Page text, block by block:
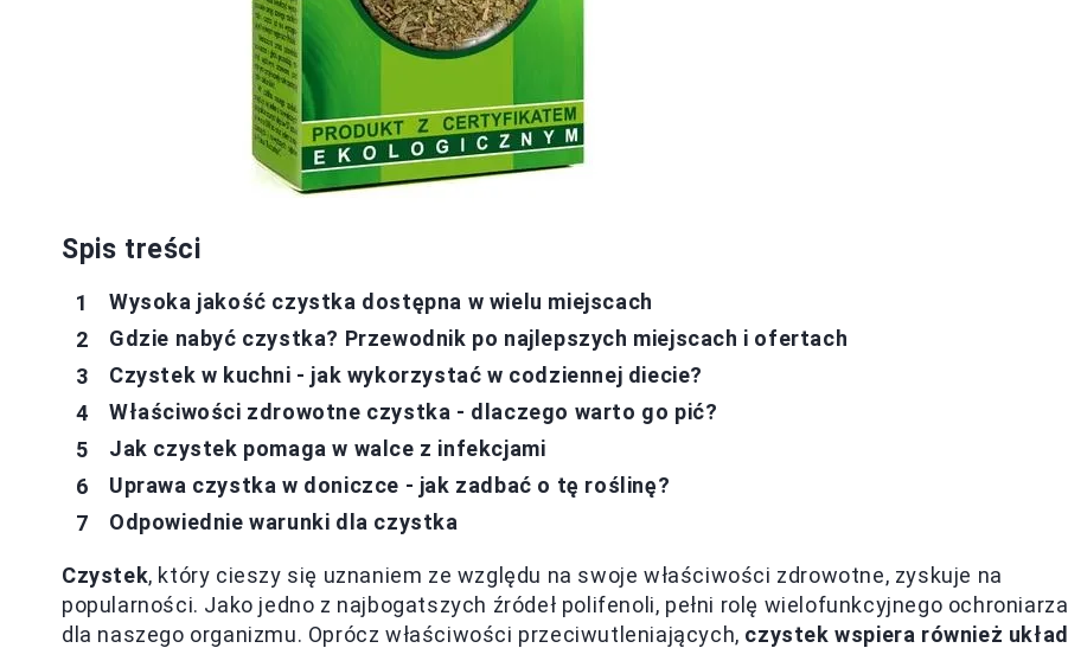
Spis treści
Wysoka jakość czystka dostępna w wielu miejscach
Gdzie nabyć czystka? Przewodnik po najlepszych miejscach i ofertach
Czystek w kuchni - jak wykorzystać w codziennej diecie?
Właściwości zdrowotne czystka - dlaczego warto go pić?
Jak czystek pomaga w walce z infekcjami
Uprawa czystka w doniczce - jak zadbać o tę roślinę?
Odpowiednie warunki dla czystka
Czystek, który cieszy się uznaniem ze względu na swoje właściwości zdrowotne, zyskuje na
popularności. Jako jedno z najbogatszych źródeł polifenoli, pełni rolę wielofunkcyjnego ochroniarza
dla naszego organizmu. Oprócz właściwości przeciwutleniających, czystek wspiera również układ